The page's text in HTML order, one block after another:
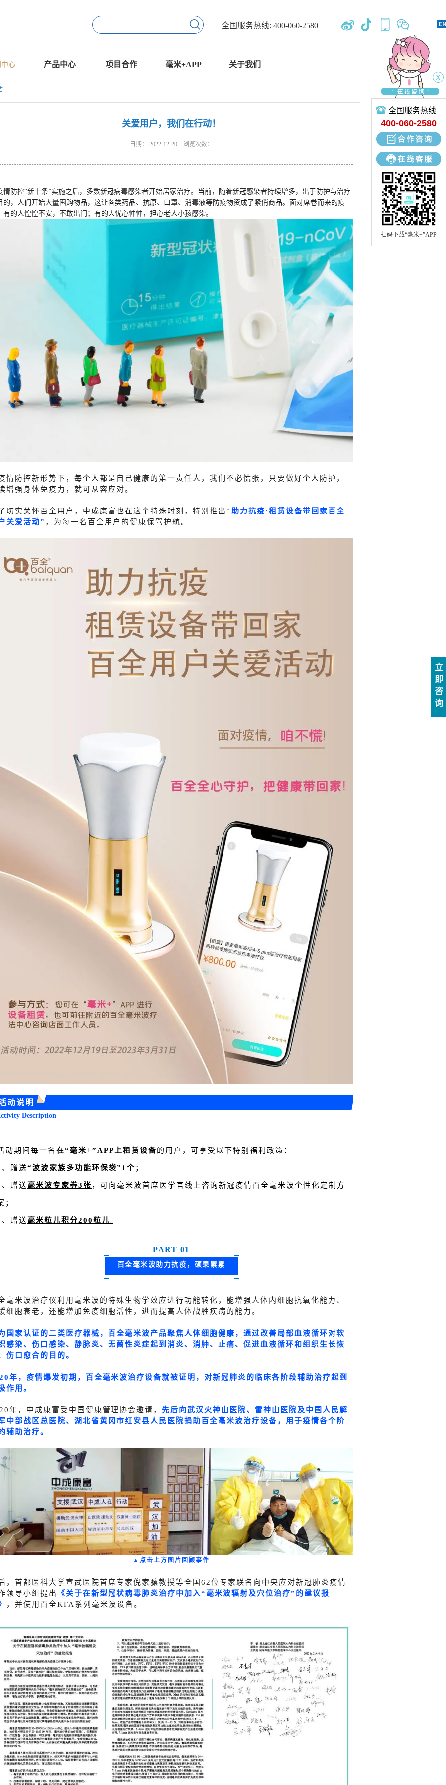
全国服务热线: 400-060-2580
中心 产品中心 项目合作 毫米+APP 关于我们
关爱用户，我们在行动！
日期： 2022-12-20 浏览次数：
情防控“新十条”实施之后，多数新冠病毒感染者开始居家治疗。当前，随着新冠感染者持续增多，出于防护与治疗
的，人们开始大量囤购物品，这让各类药品、抗原、口罩、消毒液等防疫物资成了紧俏商品。面对席卷而来的疫
有的人惶惶不安，不敢出门；有的人忧心忡忡，担心老人小孩感染。
情防控新形势下，每个人都是自己健康的第一责任人，我们不必慌张，只要做好个人防护，
增强身体免疫力，就可从容应对。
切实关怀百全用户，中成康富也在这个特殊时刻，特别推出“助力抗疫·租赁设备带回家百全
关爱活动” ，为每一名百全用户的健康保驾护航。
动说明
Description
动期间每一名 在“毫米+”APP上租赁设备的用户，可享受以下特别福利政策：
、赠送“波波家族多功能环保袋”1个；
、赠送毫米波专家券3张 ，可向毫米波首席医学官线上咨询新冠疫情百全毫米波个性化定制方
；
、赠送毫米粒儿积分200粒儿.
PART 01
百全毫米波助力抗疫，硕果累累
毫米波治疗仪利用毫米波的特殊生物学效应进行功能转化，能增强人体内细胞抗氧化能力、
细胞衰老，还能增加免疫细胞活性，进而提高人体战胜疾病的能力。
国家认证的二类医疗器械，百全毫米波产品聚焦人体细胞健康，通过改善局部血液循环对软
感染、伤口感染、静脉炎、无菌性炎症起到消炎、消肿、止痛、促进血液循环和组织生长恢
伤口愈合的目的。
年，疫情爆发初期，百全毫米波治疗设备就被证明，对新冠肺炎的临床各阶段辅助治疗起到
作用。
年，中成康富受中国健康管理协会邀请， 先后向武汉火神山医院、雷神山医院及中国人民解
中部战区总医院、湖北省黄冈市红安县人民医院捐助百全毫米波治疗设备，用于疫情各个阶
辅助治疗。
▲点击上方图片回顾事件
，首都医科大学宣武医院首席专家倪家骧教授等全国62位专家联名向中央应对新冠肺炎疫情
领导小组提出
《关于在新型冠状病毒肺炎治疗中加入“毫米波辐射及穴位治疗”的建议报
，并使用百全KFA系列毫米波设备。
X
全国服务热线
400-060-2580
扫码下载“毫米+”APP
立
即
咨
询